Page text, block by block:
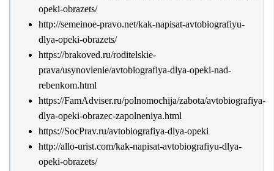
opeki-obrazets/
http://semeinoe-pravo.net/kak-napisat-avtobiografiyu-
dlya-opeki-obrazets/
https://brakoved.ru/roditelskie-
prava/usynovlenie/avtobiografiya-dlya-opeki-nad-
rebenkom.html
https://FamAdviser.ru/polnomochija/zabota/avtobiografiya-
dlya-opeki-obrazec-zapolneniya.html
https://SocPrav.ru/avtobiografiya-dlya-opeki
http://allo-urist.com/kak-napisat-avtobiografiyu-dlya-
opeki-obrazets/